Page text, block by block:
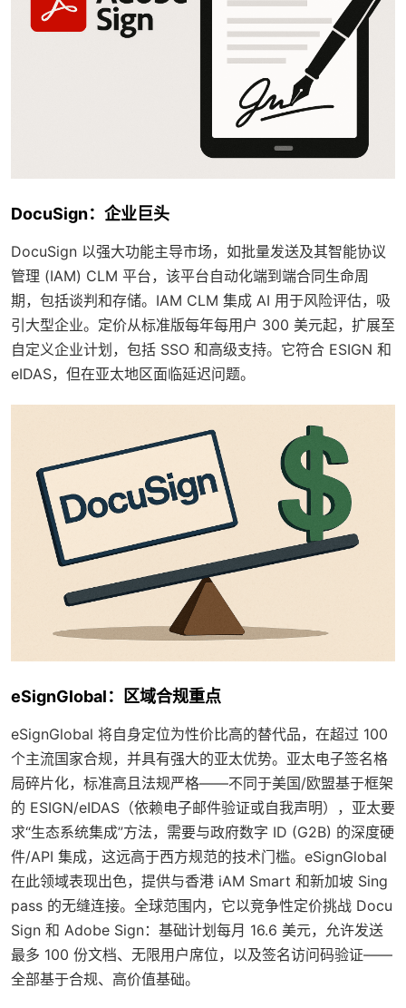
DocuSign：企业巨头
DocuSign 以强大功能主导市场，如批量发送及其智能协议
管理 (IAM) CLM 平台，该平台自动化端到端合同生命周
期，包括谈判和存储。IAM CLM 集成 AI 用于风险评估，吸
引大型企业。定价从标准版每年每用户 300 美元起，扩展至
自定义企业计划，包括 SSO 和高级支持。它符合 ESIGN 和
eIDAS，但在亚太地区面临延迟问题。
eSignGlobal：区域合规重点
eSignGlobal 将自身定位为性价比高的替代品，在超过 100
个主流国家合规，并具有强大的亚太优势。亚太电子签名格
局碎片化，标准高且法规严格——不同于美国/欧盟基于框架
的 ESIGN/eIDAS（依赖电子邮件验证或自我声明），亚太要
求“生态系统集成”方法，需要与政府数字 ID (G2B) 的深度硬
件/API 集成，这远高于西方规范的技术门槛。eSignGlobal
在此领域表现出色，提供与香港 iAM Smart 和新加坡 Sing
pass 的无缝连接。全球范围内，它以竞争性定价挑战 Docu
Sign 和 Adobe Sign：基础计划每月 16.6 美元，允许发送
最多 100 份文档、无限用户席位，以及签名访问码验证——
全部基于合规、高价值基础。